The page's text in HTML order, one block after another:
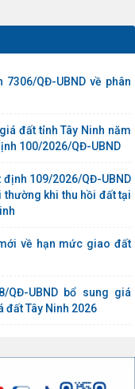
7306/QĐ-UBND về phân
đất tỉnh Tây Ninh năm
100/2026/QĐ-UBND
định 109/2026/QĐ-UBND
thường khi thu hồi đất tại
về hạn mức giao đất
QĐ-UBND bổ sung giá
Tây Ninh 2026